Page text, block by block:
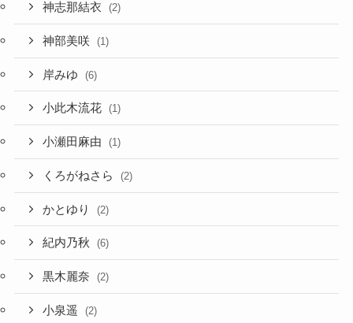
神志那結衣 (2)
神部美咲 (1)
岸みゆ (6)
小此木流花 (1)
小瀬田麻由 (1)
くろがねさら (2)
かとゆり (2)
紀内乃秋 (6)
黒木麗奈 (2)
小泉遥 (2)